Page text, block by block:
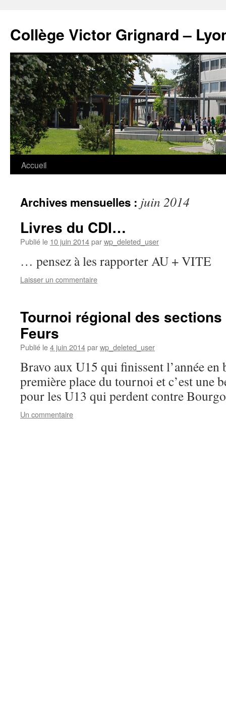
contenu
Collège Victor Grignard –
Accueil
Archives mensuelles : juin 2014
Livres du CDI…
Publié le 10 juin 2014parwp_deleted_user
… pensez à les rapporter AU + VITE
Laisser un commentaire
Tournoi régional des
Feurs
Publié le4 juin 2014parwp_deleted_user
Bravo aux U15 qui finissent l’année en
première place du tournoi et c’est une
pour les U13 qui perdent contre
Un commentaire